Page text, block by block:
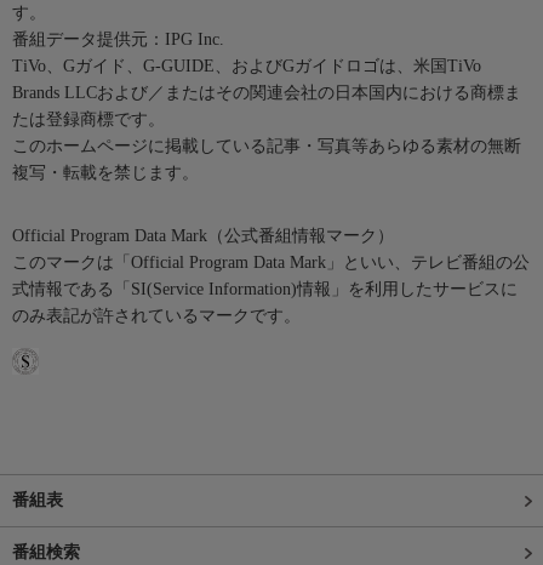
す。
番組データ提供元：IPG Inc.
TiVo、Gガイド、G-GUIDE、およびGガイドロゴは、米国TiVo
Brands LLCおよび／またはその関連会社の日本国内における商標ま
たは登録商標です。
このホームページに掲載している記事・写真等あらゆる素材の無断
複写・転載を禁じます。
Official Program Data Mark（公式番組情報マーク）
このマークは「Official Program Data Mark」といい、テレビ番組の公
式情報である「SI(Service Information)情報」を利用したサービスに
のみ表記が許されているマークです。
番組表
番組検索